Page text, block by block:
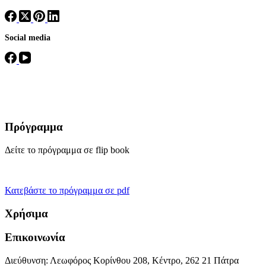
Social media
Πρόγραμμα
Δείτε το πρόγραμμα σε flip book
Κατεβάστε το πρόγραμμα σε pdf
Χρήσιμα
Επικοινωνία
Διεύθυνση: Λεωφόρος Κορίνθου 208, Κέντρο, 262 21 Πάτρα